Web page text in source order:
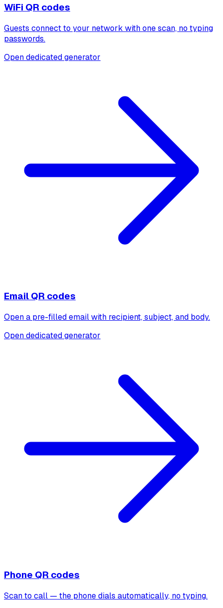
WiFi QR codes
Guests connect to your network with one scan, no typing
passwords.
Open dedicated generator
Email QR codes
Open a pre-filled email with recipient, subject, and body.
Open dedicated generator
Phone QR codes
Scan to call — the phone dials automatically, no typing.